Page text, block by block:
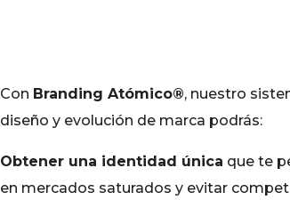
Con Branding Atómico®, nuestro
diseño y evolución de marca podrás:
Obtener una identidad única que te
en mercados saturados y evitar